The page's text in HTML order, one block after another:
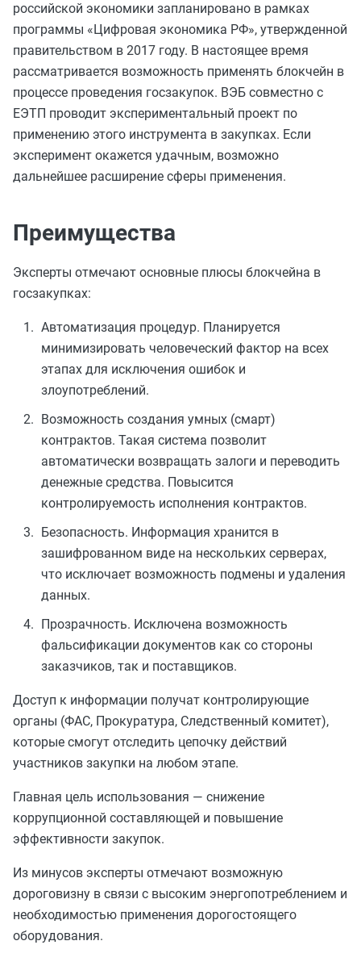
российской экономики запланировано в рамках
программы «Цифровая экономика РФ», утвержденной
правительством в 2017 году. В настоящее время
рассматривается возможность применять блокчейн в
процессе проведения госзакупок. ВЭБ совместно с
ЕЭТП проводит экспериментальный проект по
применению этого инструмента в закупках. Если
эксперимент окажется удачным, возможно
дальнейшее расширение сферы применения.
Преимущества
Эксперты отмечают основные плюсы блокчейна в
госзакупках:
Автоматизация процедур. Планируется
минимизировать человеческий фактор на всех
этапах для исключения ошибок и
злоупотреблений.
Возможность создания умных (смарт)
контрактов. Такая система позволит
автоматически возвращать залоги и переводить
денежные средства. Повысится
контролируемость исполнения контрактов.
Безопасность. Информация хранится в
зашифрованном виде на нескольких серверах,
что исключает возможность подмены и удаления
данных.
Прозрачность. Исключена возможность
фальсификации документов как со стороны
заказчиков, так и поставщиков.
Доступ к информации получат контролирующие
органы (ФАС, Прокуратура, Следственный комитет),
которые смогут отследить цепочку действий
участников закупки на любом этапе.
Главная цель использования — снижение
коррупционной составляющей и повышение
эффективности закупок.
Из минусов эксперты отмечают возможную
дороговизну в связи с высоким энергопотреблением и
необходимостью применения дорогостоящего
оборудования.